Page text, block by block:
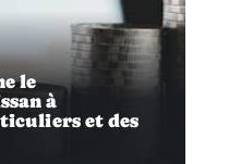
le
à
et des